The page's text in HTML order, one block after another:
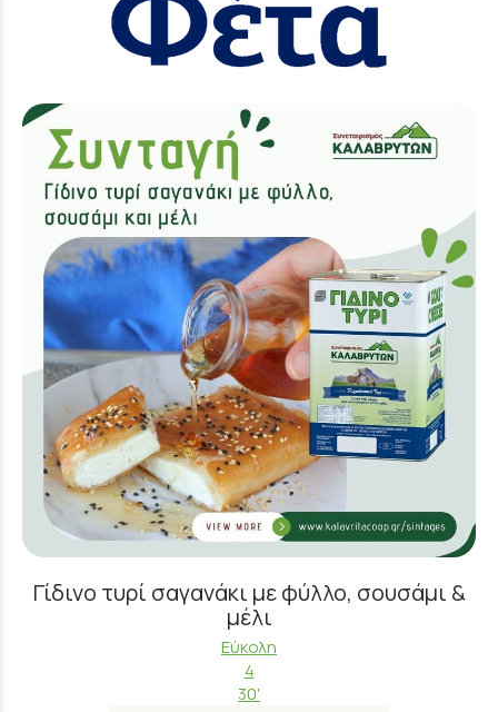
Γίδινο τυρί σαγανάκι με φύλλο, σουσάμι &
μέλι
Εύκολη
4
30'